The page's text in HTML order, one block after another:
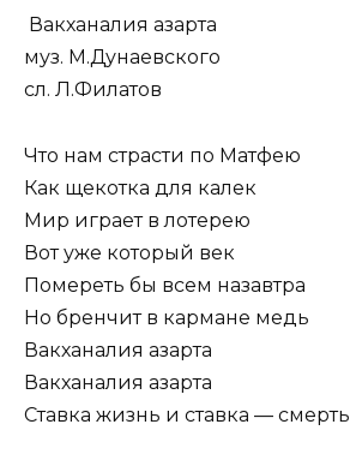
Вакханалия азарта
муз. М.Дунаевского
сл. Л.Филатов
Что нам страсти по Матфею
Как щекотка для калек
Мир играет в лотерею
Вот уже который век
Помереть бы всем назавтра
Но бренчит в кармане медь
Вакханалия азарта
Вакханалия азарта
Ставка жизнь и ставка — смерть